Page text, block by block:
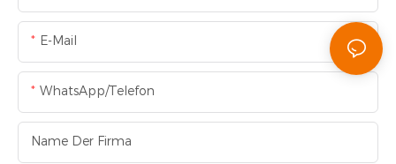
E-Mail
WhatsApp/Telefon
Name Der Firma